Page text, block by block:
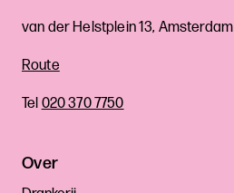
van der Helstplein 13, Amsterdam
Route
Tel 020 370 7750
Over